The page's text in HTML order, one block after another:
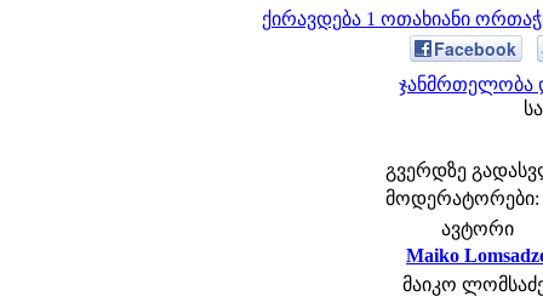
ქირავდება 1 ოთახიანი
Facebook
ჯანმრთელობა
გვერდზე
მოდერატორები:
ავტორი
Maiko
მაიკო